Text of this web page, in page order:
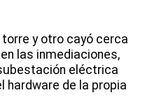
y otro cayó cerca
las inmediaciones,
eléctrica
hardware de la propia